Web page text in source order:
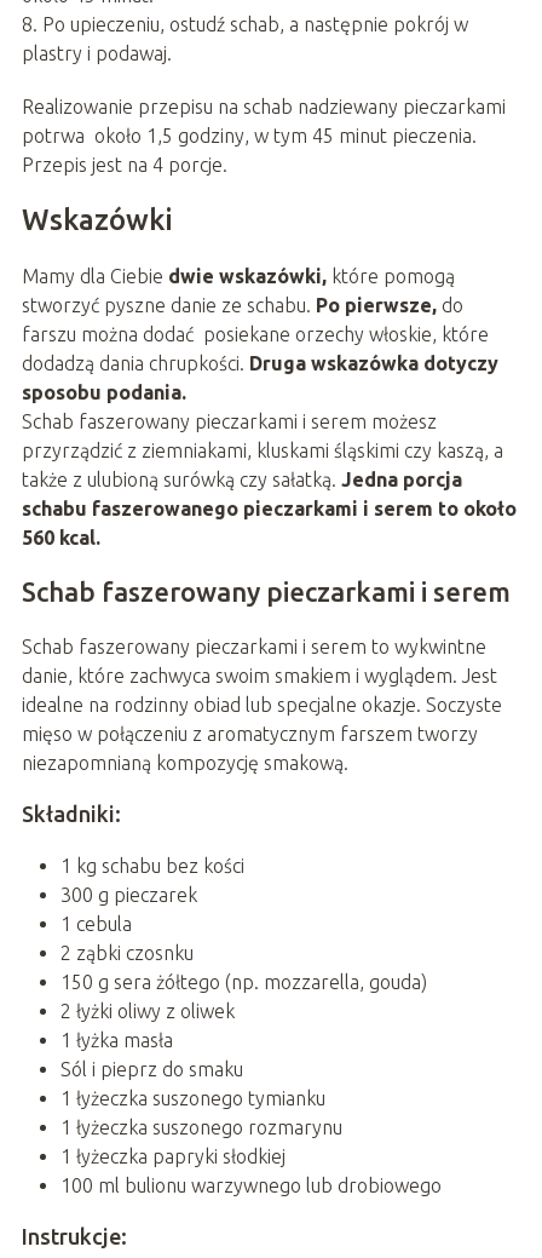
8. Po upieczeniu, ostudź schab, a następnie pokrój w
plastry i podawaj.
Realizowanie przepisu na schab nadziewany pieczarkami
potrwa około 1,5 godziny, w tym 45 minut pieczenia.
Przepis jest na 4 porcje.
Wskazówki
Mamy dla Ciebie dwie wskazówki,które pomogą
stworzyć pyszne danie ze schabu. Po pierwsze,do
farszu można dodać posiekane orzechy włoskie, które
dodadzą dania chrupkości. Druga wskazówka dotyczy
sposobu podania.
Schab faszerowany pieczarkami i serem możesz
przyrządzić z ziemniakami, kluskami śląskimi czy kaszą, a
także z ulubioną surówką czy sałatką. Jedna porcja
schabu faszerowanego pieczarkami i serem to około
560 kcal.
Schab faszerowany pieczarkami i serem
Schab faszerowany pieczarkami i serem to wykwintne
danie, które zachwyca swoim smakiem i wyglądem. Jest
idealne na rodzinny obiad lub specjalne okazje. Soczyste
mięso w połączeniu z aromatycznym farszem tworzy
niezapomnianą kompozycję smakową.
Składniki:
1 kg schabu bez kości
300 g pieczarek
1 cebula
2 ząbki czosnku
150 g sera żółtego (np. mozzarella, gouda)
2 łyżki oliwy z oliwek
1 łyżka masła
Sól i pieprz do smaku
1 łyżeczka suszonego tymianku
1 łyżeczka suszonego rozmarynu
1 łyżeczka papryki słodkiej
100 ml bulionu warzywnego lub drobiowego
Instrukcje: